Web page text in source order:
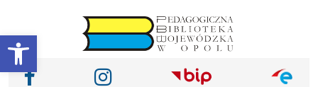
Otwórz pasek narzędzi
Nasze media społecznościowe i inne
Facebook Instagram